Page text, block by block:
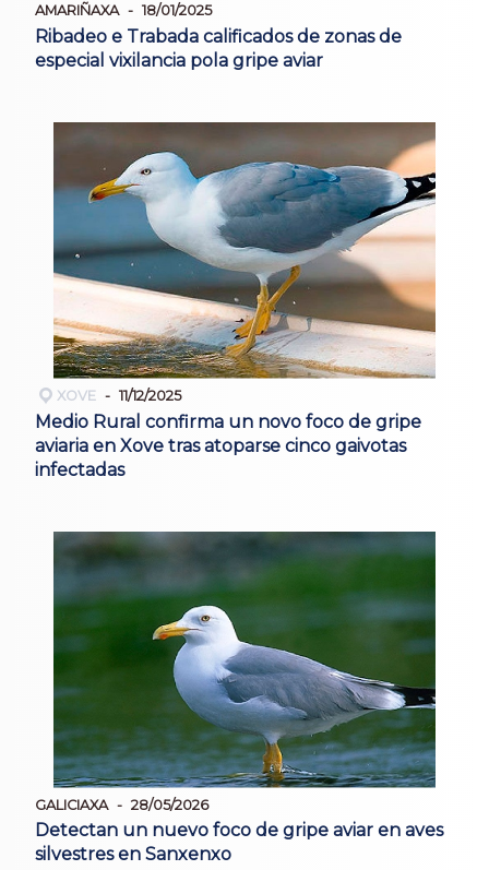
AMARIÑAXA 18/01/2025
Ribadeo e Trabada calificados de zonas de
especial vixilancia pola gripe aviar
XOVE 11/12/2025
Medio Rural confirma un novo foco de gripe
aviaria en Xove tras atoparse cinco gaivotas
infectadas
GALICIAXA 28/05/2026
Detectan un nuevo foco de gripe aviar en aves
silvestres en Sanxenxo